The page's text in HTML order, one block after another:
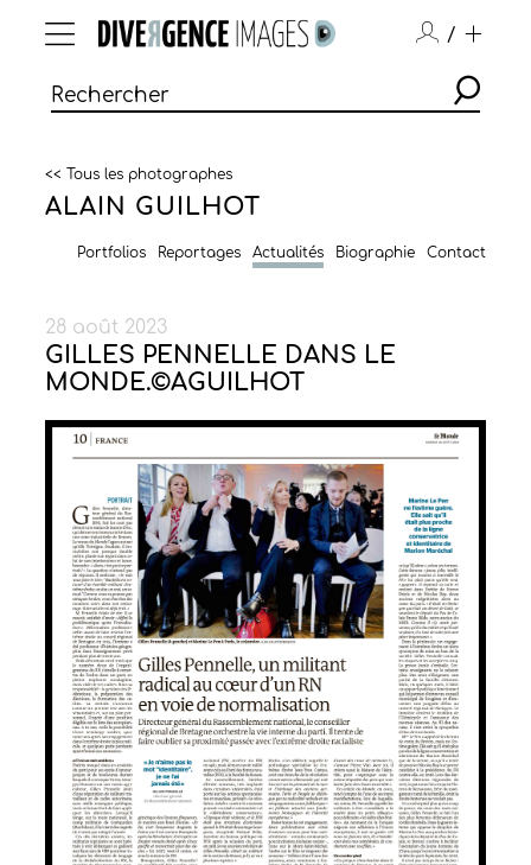
/
<< Tous les photographes
ALAIN GUILHOT
Portfolios Reportages Actualités Biographie Contact
28 août 2023
GILLES PENNELLE DANS LE
MONDE.©AGUILHOT